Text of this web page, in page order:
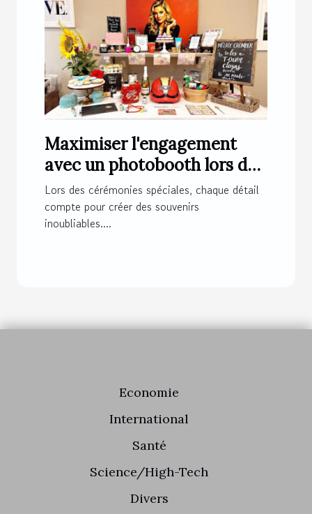
Maximiser l'engagement
avec un photobooth lors de
cérémonies spéciales
Lors des cérémonies spéciales, chaque détail
compte pour créer des souvenirs
inoubliables....
Economie
International
Santé
Science/High-Tech
Divers